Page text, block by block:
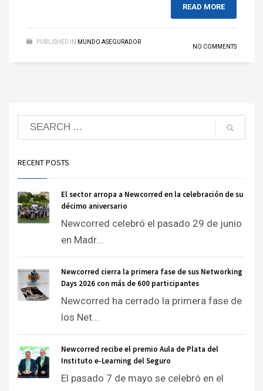
READ MORE
PUBLISHED IN MUNDO ASEGURADOR
NO COMMENTS
RECENT POSTS
El sector arropa a Newcorred en la celebración de su
décimo aniversario
Newcorred celebró el pasado 29 de junio
en Madr...
Newcorred cierra la primera fase de sus Networking
Days 2026 con más de 600 participantes
Newcorred ha cerrado la primera fase de
los Net...
Newcorred recibe el premio Aula de Plata del
Instituto e-Learning del Seguro
El pasado 7 de mayo se celebró en el